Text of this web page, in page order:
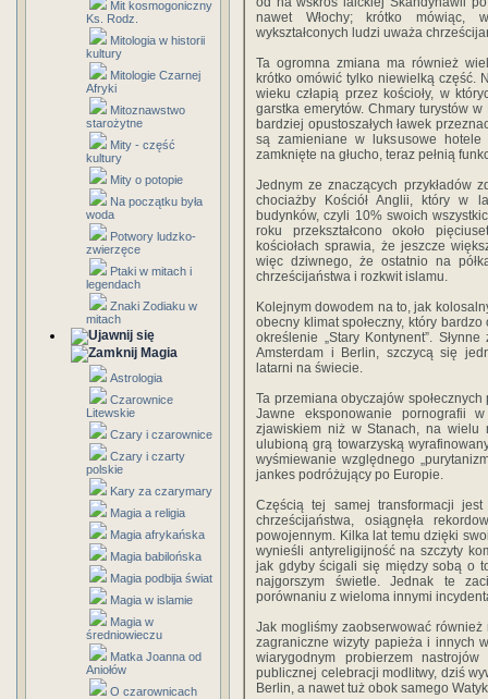
Mit kosmogoniczny
Ks. Rodz.
Mitologia w historii
kultury
Mitologie Czarnej
Afryki
Mitoznawstwo
starożytne
Mity - część
kultury
Mity o potopie
Na początku była
woda
Potwory ludzko-
zwierzęce
Ptaki w mitach i
legendach
Znaki Zodiaku w
mitach
Magia
Astrologia
Czarownice
Litewskie
Czary i czarownice
Czary i czarty
polskie
Kary za czarymary
Magia a religia
Magia afrykańska
Magia babilońska
Magia podbija świat
Magia w islamie
Magia w
średniowieczu
Matka Joanna od
Aniołów
O czarownicach
nawet Włochy; krótko mówiąc,
wykształconych ludzi uważa
Ta ogromna zmiana ma również
krótko omówić tylko niewielką część.
wieku człapią przez kościoły, w
garstka emerytów. Chmary turystów
bardziej opustoszałych ławek
są zamieniane w luksusowe hotele
zamknięte na głucho, teraz pełnią
Jednym ze znaczących przykładów
chociażby Kościół Anglii, który w
budynków, czyli 10% swoich
roku przekształcono około
kościołach sprawia, że jeszcze
więc dziwnego, że ostatnio na
chrześcijaństwa i rozkwit islamu.
Kolejnym dowodem na to, jak
obecny klimat społeczny, który
określenie „Stary Kontynent”.
Amsterdam i Berlin, szczycą się
latarni na świecie.
Ta przemiana obyczajów
Jawne eksponowanie pornografii
zjawiskiem niż w Stanach, na wielu
ulubioną grą towarzyską
wyśmiewanie względnego
jankes podróżujący po Europie.
Częścią tej samej transformacji
chrześcijaństwa, osiągnęła
powojennym. Kilka lat temu dzięki
wynieśli antyreligijność na szczyty
jak gdyby ścigali się między sobą o
najgorszym świetle. Jednak te
porównaniu z wieloma innymi
Jak mogliśmy zaobserwować
zagraniczne wizyty papieża i innych
wiarygodnym probierzem
publicznej celebracji modlitwy, dziś
Berlin, a nawet tuż obok samego